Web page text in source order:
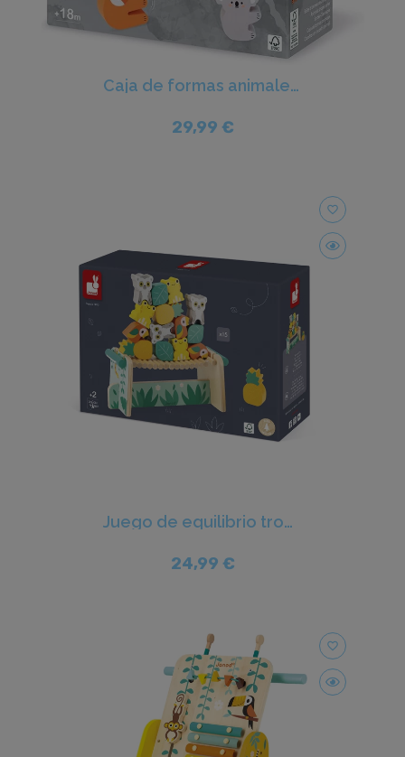
Caja de formas animales - Janod
29,99 €
favorite_border
Juego de equilibrio tropical Tropik - Janod
24,99 €
favorite_border